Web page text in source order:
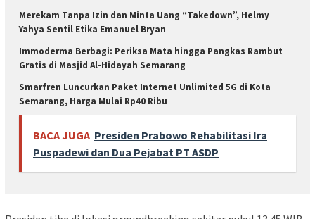
Merekam Tanpa Izin dan Minta Uang “Takedown”, Helmy
Yahya Sentil Etika Emanuel Bryan
Immoderma Berbagi: Periksa Mata hingga Pangkas Rambut
Gratis di Masjid Al-Hidayah Semarang
Smarfren Luncurkan Paket Internet Unlimited 5G di Kota
Semarang, Harga Mulai Rp40 Ribu
BACA JUGA Presiden Prabowo Rehabilitasi Ira
Puspadewi dan Dua Pejabat PT ASDP